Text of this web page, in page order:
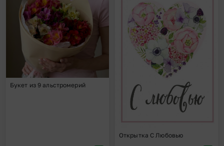
Букет из 9 альстромерий
Открытка С Любовью